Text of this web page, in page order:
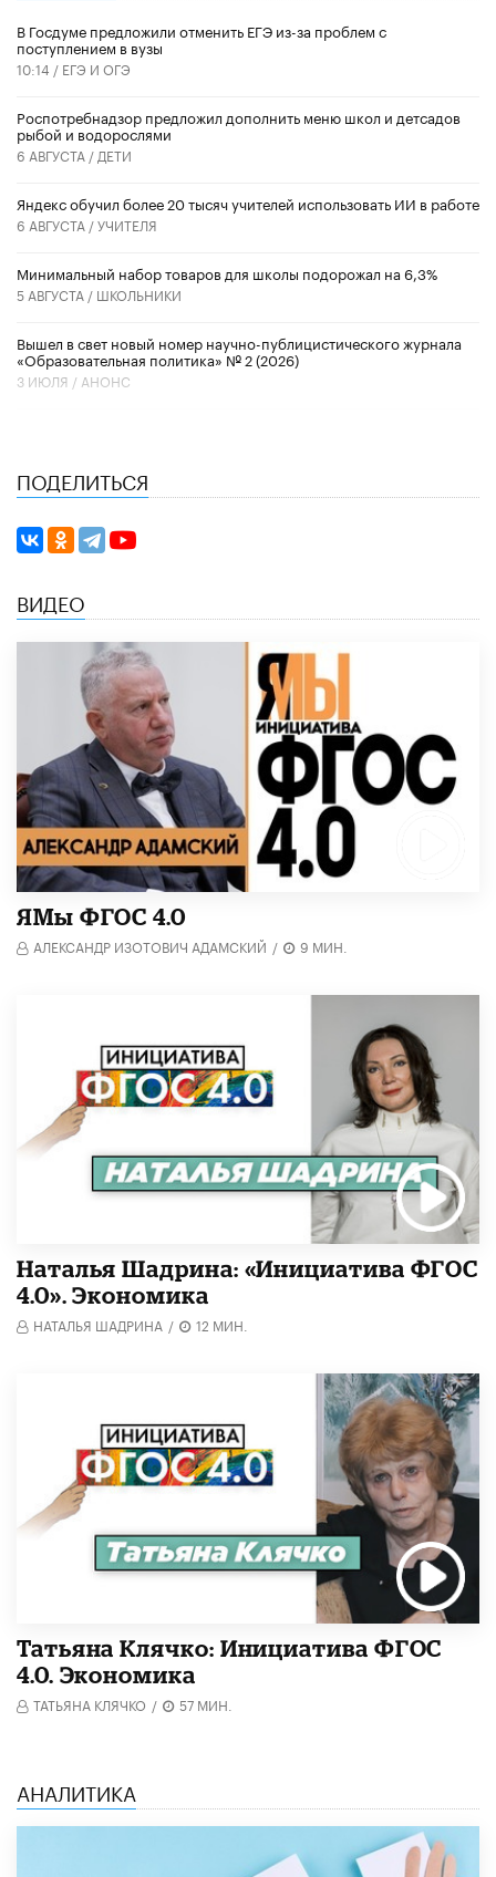
В Госдуме предложили отменить ЕГЭ из-за проблем с
поступлением в вузы
10:14 / ЕГЭ И ОГЭ
Роспотребнадзор предложил дополнить меню школ и детсадов
рыбой и водорослями
6 АВГУСТА / ДЕТИ
​Яндекс обучил более 20 тысяч учителей использовать ИИ в работе
6 АВГУСТА /УЧИТЕЛЯ
Минимальный набор товаров для школы подорожал на 6,3%
5 АВГУСТА / ШКОЛЬНИКИ
Вышел в свет новый номер научно-публицистического журнала
«Образовательная политика» № 2 (2026)
3 ИЮЛЯ / АНОНС
ПОДЕЛИТЬСЯ
ВИДЕО
​ЯМы ФГОС 4.0
АЛЕКСАНДР ИЗОТОВИЧ АДАМСКИЙ / 9 МИН.
Наталья Шадрина: «Инициатива ФГОС
4.0». Экономика
НАТАЛЬЯ ШАДРИНА / 12 МИН.
Татьяна Клячко: Инициатива ФГОС
4.0. Экономика
ТАТЬЯНА КЛЯЧКО / 57 МИН.
АНАЛИТИКА